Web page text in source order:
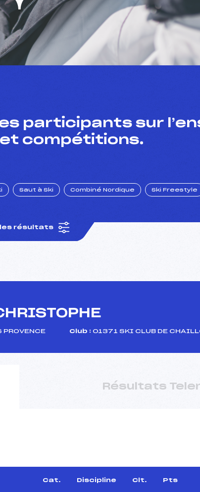
participants sur
compétitions.
Saut à Ski Combiné Nordique Ski Freestyle
résultats
PROVENCE Club : 01371 SKI CLUB DE
Résultats
Cat. Discipline Clt. Pts